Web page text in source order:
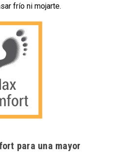
frío ni mojarte.
para una mayor